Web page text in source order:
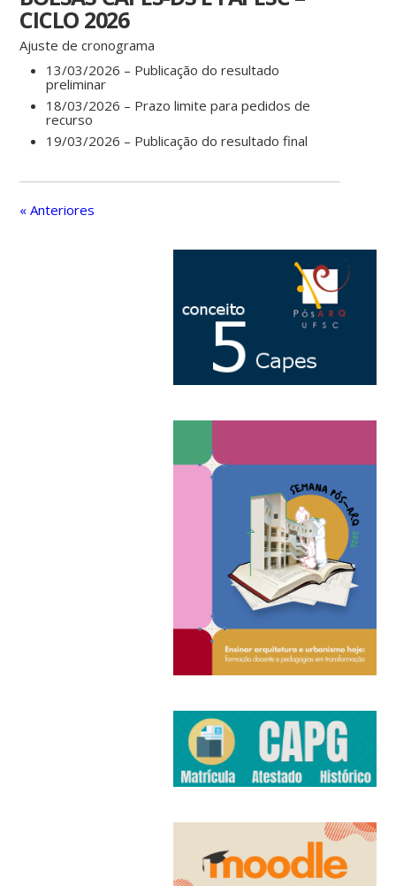
CICLO 2026
Ajuste de cronograma
13/03/2026 – Publicação do resultado
preliminar
18/03/2026 – Prazo limite para pedidos de
recurso
19/03/2026 – Publicação do resultado final
« Anteriores